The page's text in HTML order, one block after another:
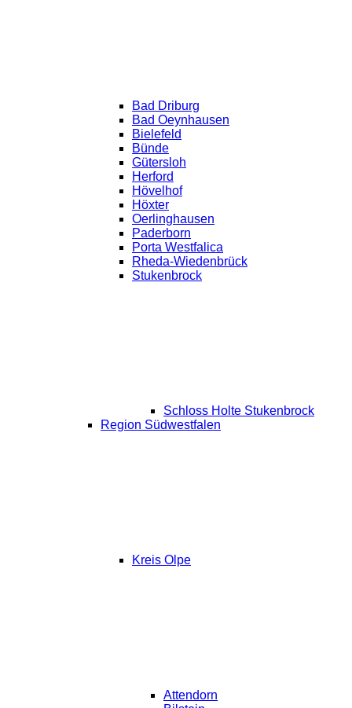
Bad Driburg
Bad Oeynhausen
Bielefeld
Bünde
Gütersloh
Herford
Hövelhof
Höxter
Oerlinghausen
Paderborn
Porta Westfalica
Rheda-Wiedenbrück
Stukenbrock
Schloss Holte Stukenbrock
Region Südwestfalen
Kreis Olpe
Attendorn